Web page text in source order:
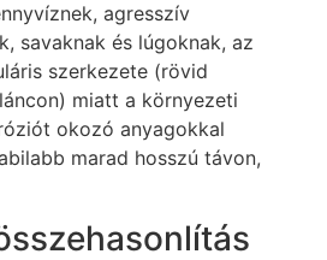
agresszív
savaknak és lúgoknak, az
szerkezete (rövid
miatt a környezeti
okozó anyagokkal
marad hosszú távon,